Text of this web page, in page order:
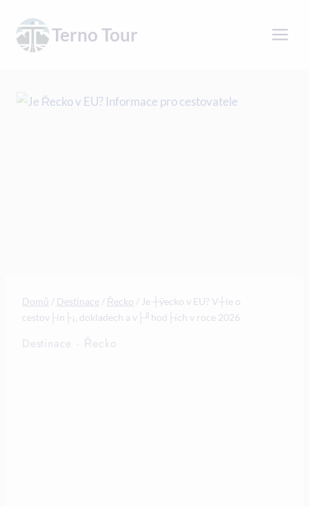
obsah
Terno Tour
Domů / Destinace / Řecko / Je ┼ÿecko v EU? V┼íe o
cestov├ín├¡, dokladech a v├╜hod├ích v roce 2026
Destinace · Řecko